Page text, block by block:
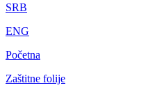
SRB
ENG
Početna
Zaštitne folije